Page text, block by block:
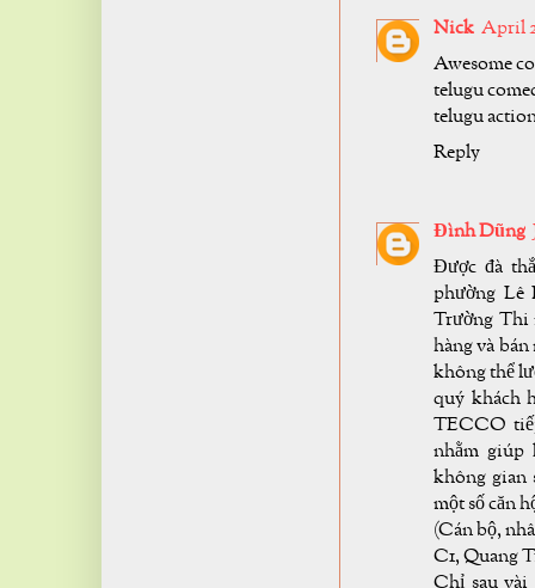
Nick April
Awesome
telugu
telugu
Reply
Đình Dũng
Được đà
phường
Trường Thi
hàng và
không thể
quý khách
TECCO
nhằm giúp
không gian
một số căn
(Cán bộ,
C1, Quang